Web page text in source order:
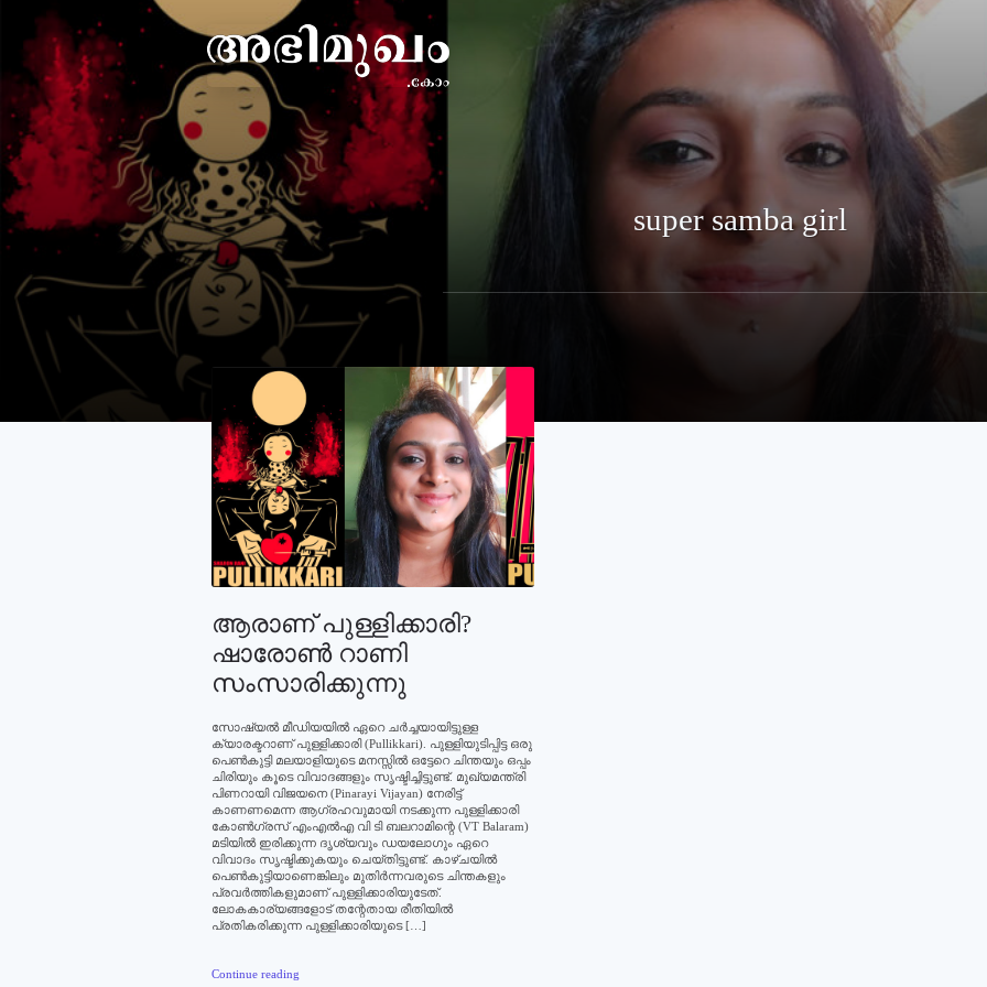
super samba girl
ആരാണ് പുള്ളിക്കാരി?
ഷാരോണ്‍ റാണി
സംസാരിക്കുന്നു
സോഷ്യല്‍ മീഡിയയില്‍ ഏറെ ചര്‍ച്ചയായിട്ടുള്ള
ക്യാരക്ടറാണ് പുള്ളിക്കാരി (Pullikkari). പുള്ളിയുടിപ്പിട്ട ഒരു
പെണ്‍കുട്ടി മലയാളിയുടെ മനസ്സില്‍ ഒട്ടേറെ ചിന്തയും ഒപ്പം
ചിരിയും കൂടെ വിവാദങ്ങളും സൃഷ്ടിച്ചിട്ടുണ്ട്. മുഖ്യമന്ത്രി
പിണറായി വിജയനെ (Pinarayi Vijayan) നേരിട്ട്
കാണണമെന്ന ആഗ്രഹവുമായി നടക്കുന്ന പുള്ളിക്കാരി
കോണ്‍ഗ്രസ് എംഎല്‍എ വി ടി ബലറാമിന്റെ (VT Balaram)
മടിയില്‍ ഇരിക്കുന്ന ദൃശ്യവും ഡയലോഗും ഏറെ
വിവാദം സൃഷ്ടിക്കുകയും ചെയ്തിട്ടുണ്ട്. കാഴ്ചയില്‍
പെണ്‍കുട്ടിയാണെങ്കിലും മുതിര്‍ന്നവരുടെ ചിന്തകളും
പ്രവര്‍ത്തികളുമാണ് പുള്ളിക്കാരിയുടേത്.
ലോകകാര്യങ്ങളോട് തന്റേതായ രീതിയില്‍
പ്രതികരിക്കുന്ന പുള്ളിക്കാരിയുടെ […]
Continue reading